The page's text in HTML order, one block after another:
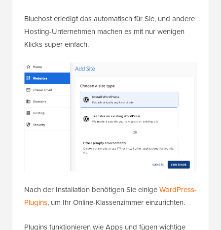
Bluehost erledigt das automatisch für Sie, und andere
Hosting-Unternehmen machen es mit nur wenigen
Klicks super einfach.
Nach der Installation benötigen Sie einigeWordPress-
Plugins, um Ihr Online-Klassenzimmer einzurichten.
Plugins funktionieren wie Apps und fügen wichtige